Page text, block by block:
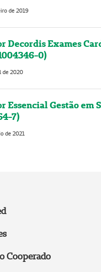
de 2019
Decordis Exames
0)
de 2020
Essencial Gestão em
7)
de 2021
Cooperado